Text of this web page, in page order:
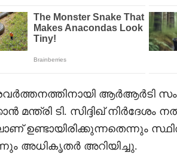
ആർആർടി
മന്ത്രി ടി. സിദ്ദിഖ്
ഉണ്ടായിരിക്കുന്നതെന്നും
അധികൃതർ അറിയിച്ചു.